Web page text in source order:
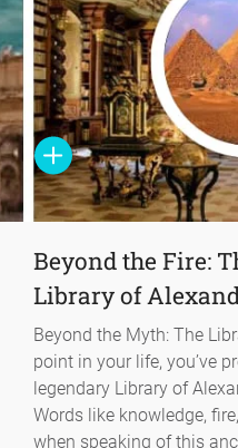
Beyond the Fire:
Library of
Beyond the Myth: The
point in your life, you’ve
legendary Library of
Words like knowledge,
when speaking of this